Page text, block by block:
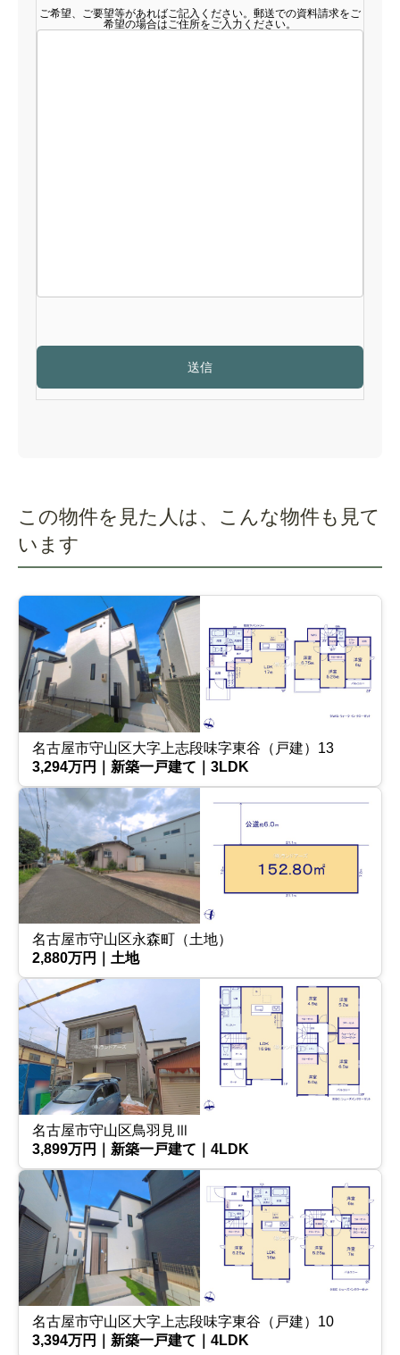
ご希望、ご要望等があればご記入ください。郵送での資料請求をご
希望の場合はご住所をご入力ください。
この物件を見た人は、こんな物件も見て
います
名古屋市守山区大字上志段味字東谷（戸建）13
3,294万円｜新築一戸建て｜3LDK
名古屋市守山区永森町（土地）
2,880万円｜土地
名古屋市守山区鳥羽見Ⅲ
3,899万円｜新築一戸建て｜4LDK
名古屋市守山区大字上志段味字東谷（戸建）10
3,394万円｜新築一戸建て｜4LDK